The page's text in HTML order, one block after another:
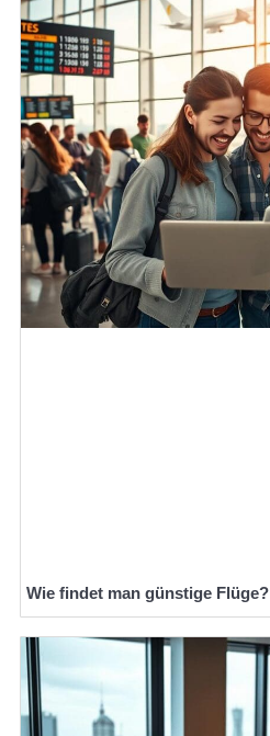
Wie findet man günstige Flüge?